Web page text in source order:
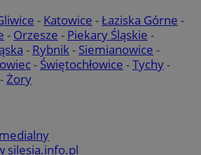
- Katowice -Łaziska Górne -
- Orzesze - Piekary Śląskie -
- Rybnik- Siemianowice -
- Świętochłowice -Tychy-
-Żory
silesia.info.pl